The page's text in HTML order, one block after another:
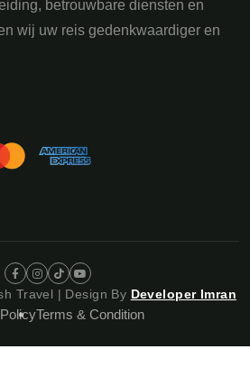
betrouwbare diensten en
wij uw reis gedenkwaardiger en
Travel | Design By Developer Imran
Terms & Condition